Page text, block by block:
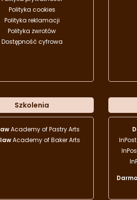
Polityka cookies
Polityka reklamacji
Polityka zwrotów
Dostępność cyfrowa
Szkolenia
Academy of Pastry Arts
Academy of Baker Arts